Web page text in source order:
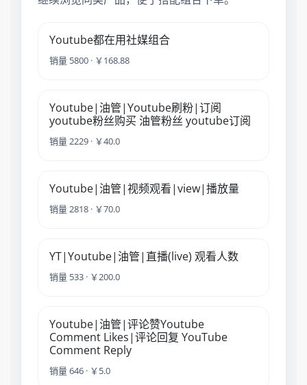
Youtube都在用社媒组合
销量 5800 · ￥168.88
Youtube|油管|Youtube刷粉|订阅
youtube粉丝购买 油管粉丝 youtube订阅
销量 2229 · ￥40.0
Youtube|油管|视频观看|view|播放量
销量 2818 · ￥70.0
YT|Youtube|油管|直播(live) 观看人数
销量 533 · ￥200.0
Youtube|油管|评论赞Youtube
Comment Likes|评论回复 YouTube
Comment Reply
销量 646 · ￥5.0